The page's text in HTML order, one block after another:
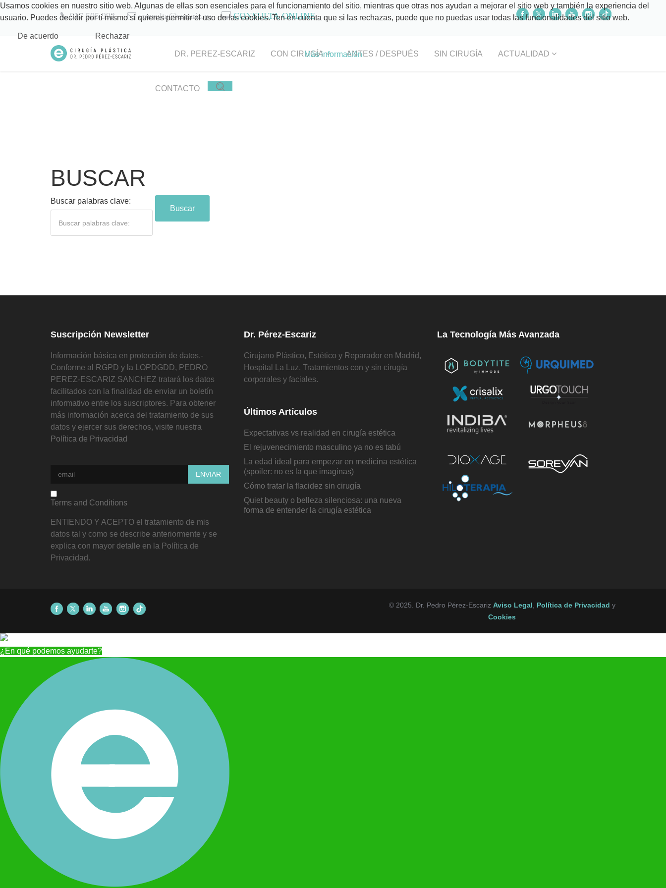
917 505 992 consulta@escariz.es CONSULTA ONLINE
DR. PEREZ-ESCARIZ CON CIRUGÍA ANTES / DESPUÉS SIN CIRUGÍA ACTUALIDAD
CONTACTO
BUSCAR
Buscar palabras clave:
Buscar
Suscripción Newsletter
Información básica en protección de datos.-
Conforme al RGPD y la LOPDGDD, PEDRO
PEREZ-ESCARIZ SANCHEZ tratará los datos
facilitados con la finalidad de enviar un boletín
informativo entre los suscriptores. Para obtener
más información acerca del tratamiento de sus
datos y ejercer sus derechos, visite nuestra
Política de Privacidad
Terms and Conditions
ENTIENDO Y ACEPTO el tratamiento de mis
datos tal y como se describe anteriormente y se
explica con mayor detalle en la Política de
Privacidad.
Dr. Pérez-Escariz
Cirujano Plástico, Estético y Reparador en Madrid,
Hospital La Luz. Tratamientos con y sin cirugía
corporales y faciales.
Últimos Artículos
Expectativas vs realidad en cirugía estética
El rejuvenecimiento masculino ya no es tabú
La edad ideal para empezar en medicina estética
(spoiler: no es la que imaginas)
Cómo tratar la flacidez sin cirugía
Quiet beauty o belleza silenciosa: una nueva
forma de entender la cirugía estética
La Tecnología Más Avanzada
© 2025. Dr. Pedro Pérez-Escariz Aviso Legal Política de Privacidad y
Cookies
¿En qué podemos ayudarte?
Usamos cookies en nuestro sitio web. Algunas de ellas son esenciales para el funcionamiento del sitio, mientras que otras nos ayudan a mejorar el sitio web y también la experiencia del
usuario. Puedes decidir por ti mismo si quieres permitir el uso de las cookies. Ten en cuenta que si las rechazas, puede que no puedas usar todas las funcionalidades del sitio web.
De acuerdo Rechazar
Más información